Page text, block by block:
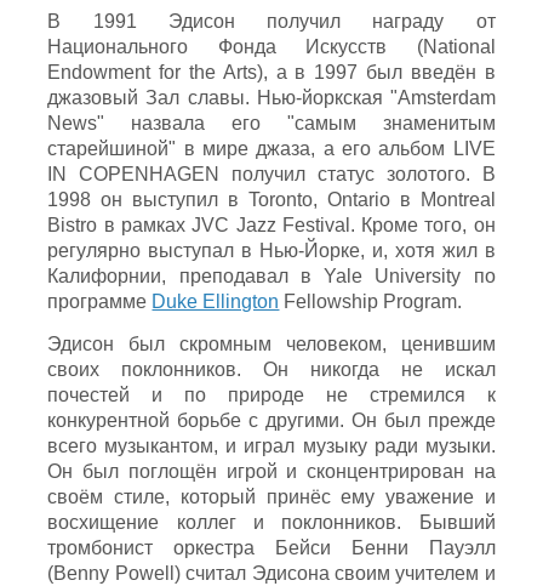
В 1991 Эдисон получил награду от
Национального Фонда Искусств (National
Endowment for the Arts), а в 1997 был введён в
джазовый Зал славы. Нью-йоркская "Amsterdam
News" назвала его "самым знаменитым
старейшиной" в мире джаза, а его альбом LIVE
IN COPENHAGEN получил статус золотого. В
1998 он выступил в Toronto, Ontario в Montreal
Bistro в рамках JVC Jazz Festival. Кроме того, он
регулярно выступал в Нью-Йорке, и, хотя жил в
Калифорнии, преподавал в Yale University по
программе Duke Ellington Fellowship Program.
Эдисон был скромным человеком, ценившим
своих поклонников. Он никогда не искал
почестей и по природе не стремился к
конкурентной борьбе с другими. Он был прежде
всего музыкантом, и играл музыку ради музыки.
Он был поглощён игрой и сконцентрирован на
своём стиле, который принёс ему уважение и
восхищение коллег и поклонников. Бывший
тромбонист оркестра Бейси Бенни Пауэлл
(Benny Powell) считал Эдисона своим учителем и